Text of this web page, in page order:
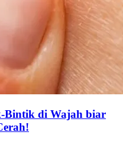
Bintik di Wajah biar